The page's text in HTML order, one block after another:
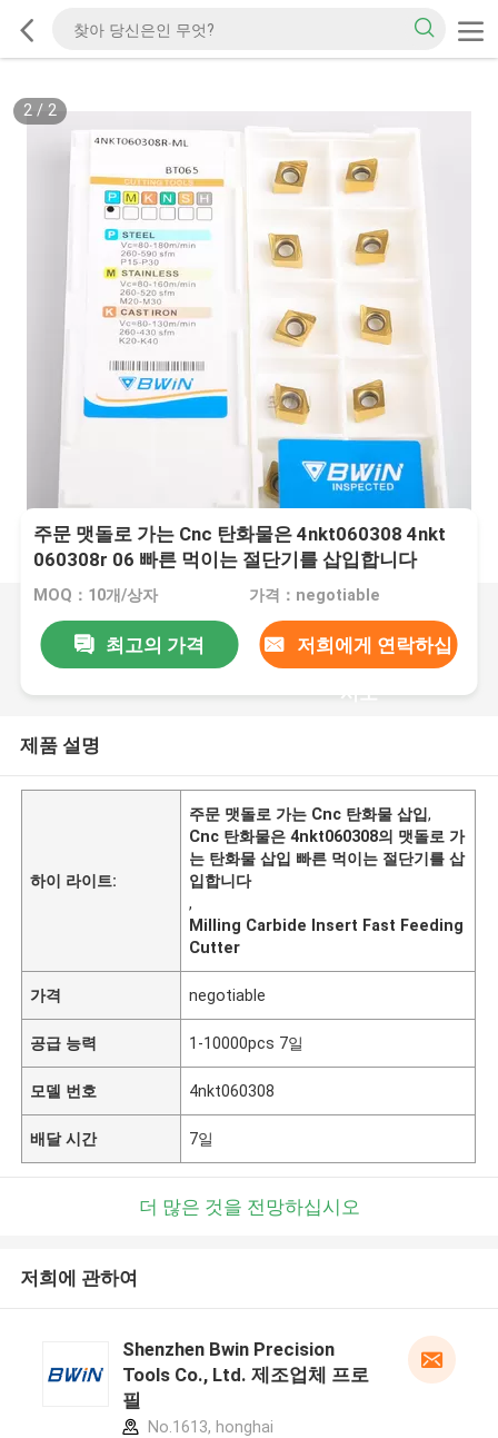
2/ 2
주문 맷돌로 가는 Cnc 탄화물은 4nkt060308 4nkt
060308r 06 빠른 먹이는 절단기를 삽입합니다
MOQ：10개/상자 가격：negotiable
최고의 가격 저희에게 연락하십
시오
제품 설명
하이 라이트:
주문 맷돌로 가는 Cnc 탄화물 삽입,
Cnc 탄화물은 4nkt060308의 맷돌로 가
는 탄화물 삽입 빠른 먹이는 절단기를 삽
입합니다
,
Milling Carbide Insert Fast Feeding
Cutter
가격 negotiable
공급 능력 1-10000pcs 7일
모델 번호 4nkt060308
배달 시간 7일
더 많은 것을 전망하십시오
저희에 관하여
Shenzhen Bwin Precision
Tools Co., Ltd. 제조업체 프로
필
No.1613, honghai